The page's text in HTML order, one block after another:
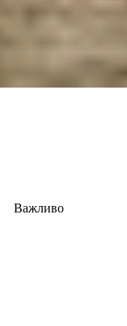
Важливо